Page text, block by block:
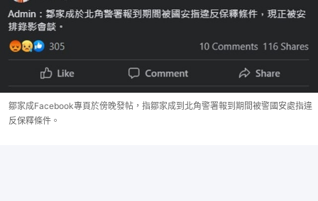
鄒家成Facebook專頁於傍晚發帖，指鄒家成到北角警署報到期間被警國安處指違
反保釋條件。